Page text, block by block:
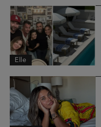
Elle